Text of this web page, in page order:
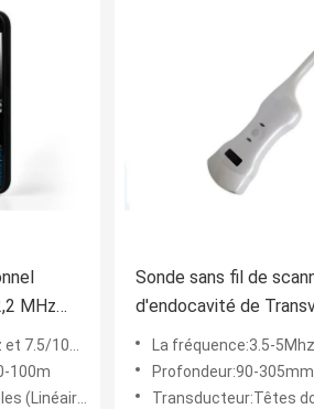
MHz
10MHz
100m
+ Cardiaque)
Sonde sans fil de
d'endocavité de
l'appareil mobile d'OB/
La fréquence:3.5-
Profondeur:90-
Transducteur:Têtes doubles